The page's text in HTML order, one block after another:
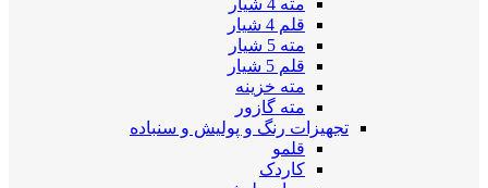
مته 4 شیار
قلم 4 شیار
مته 5 شیار
قلم 5 شیار
مته خزینه
مته گازور
تجهیزات رنگ و پولیش و سنباده
قلمو
کاردک